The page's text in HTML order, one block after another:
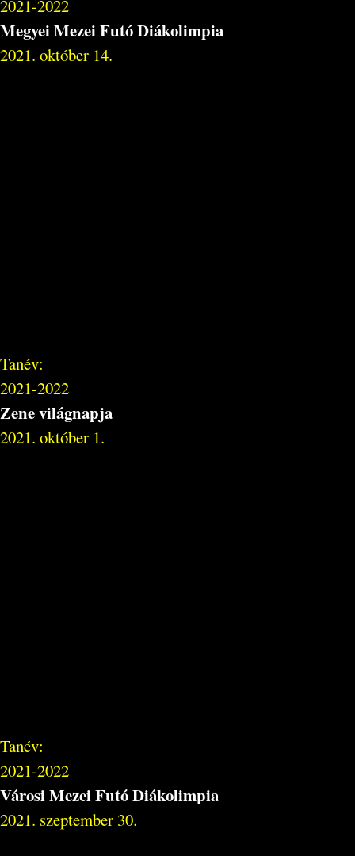
2021-2022
Megyei Mezei Futó Diákolimpia
2021. október 14.
Tanév:
2021-2022
Zene világnapja
2021. október 1.
Tanév:
2021-2022
Városi Mezei Futó Diákolimpia
2021. szeptember 30.